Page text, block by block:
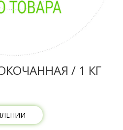
/ 1 КГ